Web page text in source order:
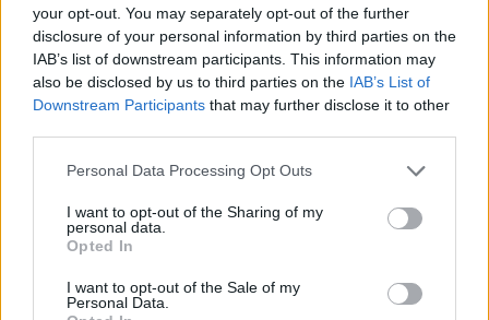
your opt-out. You may separately opt-out of the further
disclosure of your personal information by third parties on the
IAB’s list of downstream participants. This information may
also be disclosed by us to third parties on the IAB’s List of
Downstream Participants that may further disclose it to other
Personal Data Processing Opt Outs
I want to opt-out of the Sharing of my
personal data.
Opted In
I want to opt-out of the Sale of my
Personal Data.
Gazembert köztársasági elnöknek! Waszlavik for president!
Waszlavik „Gazember” László kortárs művészóriás, visszafogottan
fogyasztóellenes, műholdtervező mérnök, zenész, titokfejtő
asztrológus, Közép-Európa természeti kincse.
Rostás Szabolcs
Csoda, hogy Románia egyáltalán még működik
miniszterelnök nevét a szegénység szinonimájaként emlegetik, a
matematikus államfő csúnyán elszámolta magát, a nemzetközi